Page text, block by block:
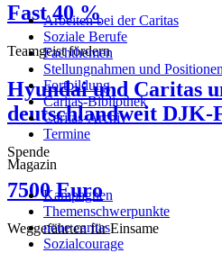
Fast 40 %
Teamgeist fördern
Hyundai und Caritas
deutschlandweit
Spende
7500 Euro
Weggefährten für Einsame
Arbeiten bei der Caritas
Soziale Berufe
Fachthemen
Stellungnahmen und
Fortbildung
Caritas-Bibliothek
Caritas-Archiv
Termine
Magazin
Kampagnen
Themenschwerpunkte
neue caritas
Sozialcourage